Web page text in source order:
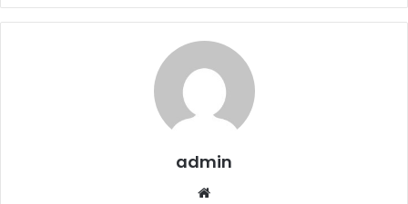
admin